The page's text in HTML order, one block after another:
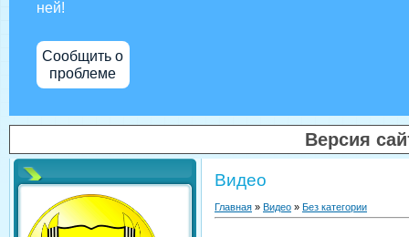
ней!
Сообщить о
проблеме
Версия
Видео
Главная » Видео » Без категории